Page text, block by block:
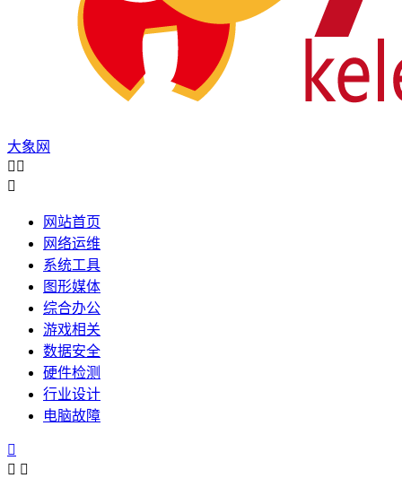
大象网
 

网站首页
网络运维
系统工具
图形媒体
综合办公
游戏相关
数据安全
硬件检测
行业设计
电脑故障

 